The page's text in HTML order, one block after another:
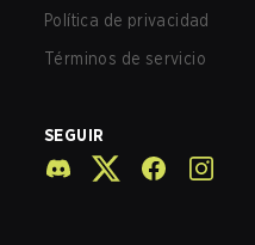
Política de privacidad
Términos de servicio
SEGUIR